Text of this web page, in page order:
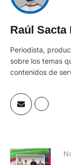
Raúl Sacta
Periodista,
sobre los temas
contenidos de